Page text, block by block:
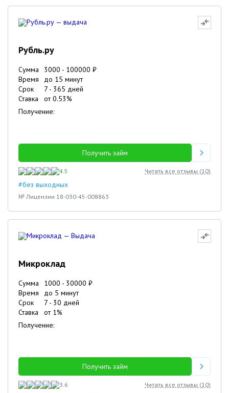
Рубль.ру
Сумма 3000 - 100000 ₽
Время
до 15 минут
Срок
7 - 365 дней
Ставка
от0.53%
Получение:
Получить займ
4.5 Читать все отзывы (10)
#без выходных
№ Лицензии 18-030-45-008863
Микроклад
Сумма 1000 - 30000 ₽
Время
до 5 минут
Срок
7 - 30 дней
Ставка
от 1%
Получение:
Получить займ
3.6 Читать все отзывы (10)